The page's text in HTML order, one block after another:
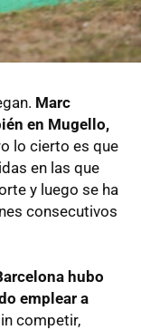
Marc
en Mugello,
lo cierto es que
en las que
y luego se ha
consecutivos
hubo
emplear a
competir,